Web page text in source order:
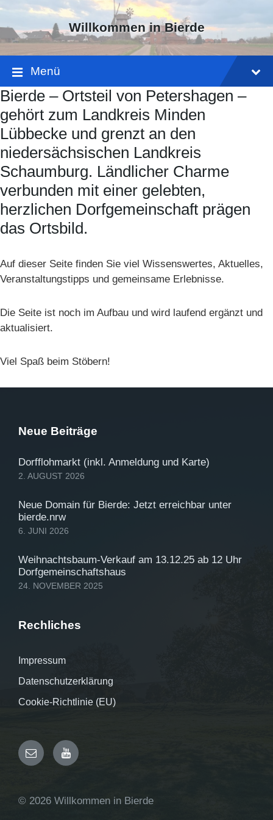
Skip
content
Skip
main
navigation
Skip
footer
Willkommen in Bierde
Menü
Bierde – Ortsteil von Petershagen –
gehört zum Landkreis Minden
Lübbecke und grenzt an den
niedersächsischen Landkreis
Schaumburg. Ländlicher Charme
verbunden mit einer gelebten,
herzlichen Dorfgemeinschaft prägen
das Ortsbild.
Auf dieser Seite finden Sie viel Wissenswertes, Aktuelles,
Veranstaltungstipps und gemeinsame Erlebnisse.
Die Seite ist noch im Aufbau und wird laufend ergänzt und
aktualisiert.
Viel Spaß beim Stöbern!
Neue Beiträge
Dorfflohmarkt (inkl. Anmeldung und Karte)
2. AUGUST 2026
Neue Domain für Bierde: Jetzt erreichbar unter
bierde.nrw
6. JUNI 2026
Weihnachtsbaum-Verkauf am 13.12.25 ab 12 Uhr
Dorfgemeinschaftshaus
24. NOVEMBER 2025
Rechliches
Impressum
Datenschutzerklärung
Cookie-Richtlinie (EU)
E- YouTube
© 2026 Willkommen in Bierde